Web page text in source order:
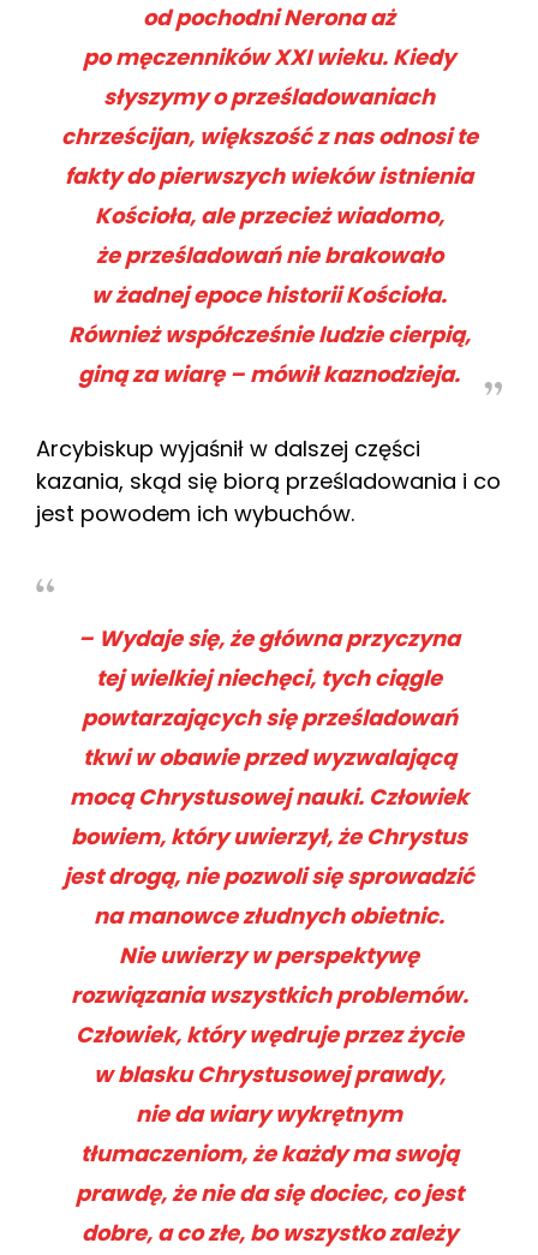
od pochodni Nerona aż
po męczenników XXI wieku. Kiedy
słyszymy o prześladowaniach
chrześcijan, większość z nas odnosi te
fakty do pierwszych wieków istnienia
Kościoła, ale przecież wiadomo,
że prześladowań nie brakowało
w żadnej epoce historii Kościoła.
Również współcześnie ludzie cierpią,
giną za wiarę – mówił kaznodzieja.
Arcybiskup wyjaśnił w dalszej części
kazania, skąd się biorą prześladowania i co
jest powodem ich wybuchów.
– Wydaje się, że główna przyczyna
tej wielkiej niechęci, tych ciągle
powtarzających się prześladowań
tkwi w obawie przed wyzwalającą
mocą Chrystusowej nauki. Człowiek
bowiem, który uwierzył, że Chrystus
jest drogą, nie pozwoli się sprowadzić
na manowce złudnych obietnic.
Nie uwierzy w perspektywę
rozwiązania wszystkich problemów.
Człowiek, który wędruje przez życie
w blasku Chrystusowej prawdy,
nie da wiary wykrętnym
tłumaczeniom, że każdy ma swoją
prawdę, że nie da się dociec, co jest
dobre, a co złe, bo wszystko zależy